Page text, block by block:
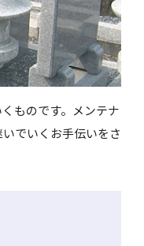
ものです。メンテナ
でいくお手伝いをさ